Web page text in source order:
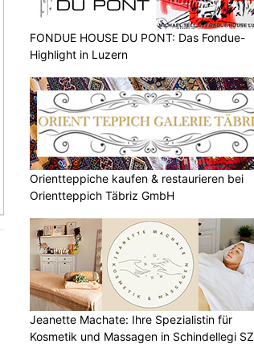
FONDUE HOUSE DU PONT: Das Fondue-
Highlight in Luzern
Orientteppiche kaufen & restaurieren bei
Orientteppich Täbriz GmbH
Jeanette Machate: Ihre Spezialistin für
Kosmetik und Massagen in Schindellegi SZ